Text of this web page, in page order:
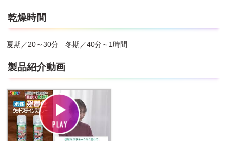
乾燥時間
夏期／20～30分 冬期／40分～1時間
製品紹介動画